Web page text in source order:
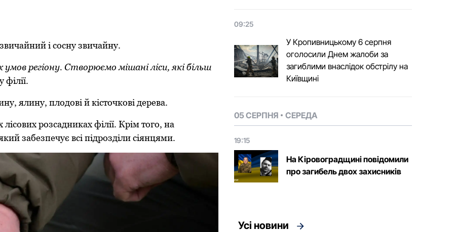
і сосну звичайну.
регіону. Створюємо мішані ліси, які більш
філії.
ялину, плодові й кісточкові дерева.
розсадниках філії. Крім того, на
забезпечує всі підрозділи сіянцями.
09:25
У Кропивницькому 6 серпня
оголосили Днем жалоби за
загиблими внаслідок обстрілу на
Київщині
05 СЕРПНЯ СЕРЕДА
19:15
На Кіровоградщині повідомили
про загибель двох захисників
Усі новини